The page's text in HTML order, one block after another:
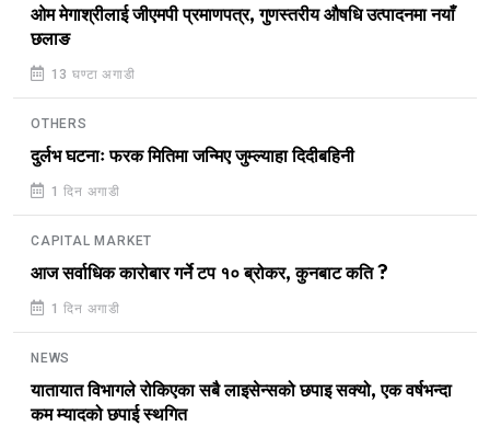
ओम मेगाश्रीलाई जीएमपी प्रमाणपत्र, गुणस्तरीय औषधि उत्पादनमा नयाँ
छलाङ
13 घण्टा अगाडी
OTHERS
दुर्लभ घटनाः फरक मितिमा जन्मिए जुम्ल्याहा दिदीबहिनी
1 दिन अगाडी
CAPITAL MARKET
आज सर्वाधिक कारोबार गर्ने टप १० ब्रोकर, कुनबाट कति ?
1 दिन अगाडी
NEWS
यातायात विभागले रोकिएका सबै लाइसेन्सको छपाइ सक्यो, एक वर्षभन्दा
कम म्यादको छपाई स्थगित